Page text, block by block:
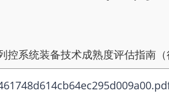
控系统装备技术成熟度评估指南